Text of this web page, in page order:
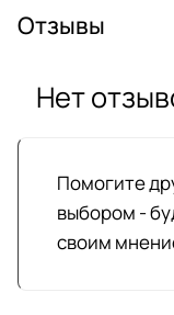
Отзывы
Помогите
выбором -
своим
Нет